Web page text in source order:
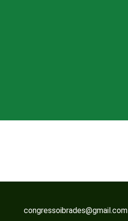
congressoibrades@gmail.com